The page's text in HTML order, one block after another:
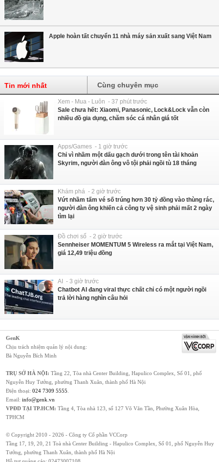
Apple hoàn tất chuyển 11 nhà máy sản xuất sang Việt Nam
Tin mới nhất Cùng chuyên mục
Xem - Mua - Luôn - 37 phút trước
Sale chưa hết: Xiaomi, Panasonic, Lock&Lock vẫn còn
nhiều đồ gia dụng, chăm sóc cá nhân giá tốt
Apps/Games - 1 giờ trước
Chỉ vì nhầm một dấu gạch dưới trong tên tài khoản
Skyrim, người đàn ông vô tội phải ngồi tù 18 tháng
Khám phá - 2 giờ trước
Vứt nhầm tấm vé số trúng hơn 30 tỷ đồng vào thùng rác,
người đàn ông khiến cả công ty vệ sinh phải mất 2 ngày
tìm lại
Đồ chơi số - 2 giờ trước
Sennheiser MOMENTUM 5 Wireless ra mắt tại Việt Nam,
giá 12,49 triệu đồng
AI - 3 giờ trước
Chatbot AI đang viral thực chất chỉ có một người ngồi
trả lời hàng nghìn câu hỏi
GenK
Chịu trách nhiệm quản lý nội dung:
Bà Nguyễn Bích Minh
TRỤ SỞ HÀ NỘI: Tầng 22, Tòa nhà Center Building, Hapulico Complex, Số 01, phố
Nguyễn Huy Tưởng, phường Thanh Xuân, thành phố Hà Nội
Điện thoại: 024 7309 5555
Email: info@genk.vn
VPĐD TẠI TP.HCM: Tầng 4, Tòa nhà 123, số 127 Võ Văn Tần, Phường Xuân Hòa,
TPHCM
© Copyright 2010 - 2026 - Công ty Cổ phần VCCorp
Tầng 17, 19, 20, 21 Toà nhà Center Building - Hapulico Complex, Số 01, phố Nguyễn Huy
Tưởng, phường Thanh Xuân, thành phố Hà Nội
Hỗ trợ quảng cáo: 02473007108